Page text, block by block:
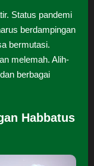
Status pandemi
berdampingan
bermutasi.
melemah. Alih-
berbagai
Habbatus